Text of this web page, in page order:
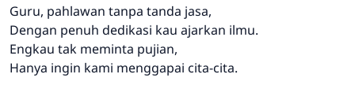
Guru, pahlawan tanpa tanda jasa,
Dengan penuh dedikasi kau ajarkan ilmu.
Engkau tak meminta pujian,
Hanya ingin kami menggapai cita-cita.